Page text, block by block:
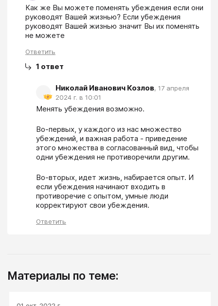
Как же Вы можете поменять убеждения если они
руководят Вашей жизнью? Если убеждения
руководят Вашей жизнью значит Вы их поменять
не можете
Ответить
1 ответ
Николай Иванович Козлов, 17 апреля
2024 г. в 10:01
Менять убеждения возможно.
Во-первых, у каждого из нас множество
убеждений, и важная работа - приведение
этого множества в согласованный вид, чтобы
одни убеждения не противоречили другим.
Во-вторых, идет жизнь, набирается опыт. И
если убеждения начинают входить в
противоречие с опытом, умные люди
корректируют свои убеждения.
Ответить
Материалы по теме: